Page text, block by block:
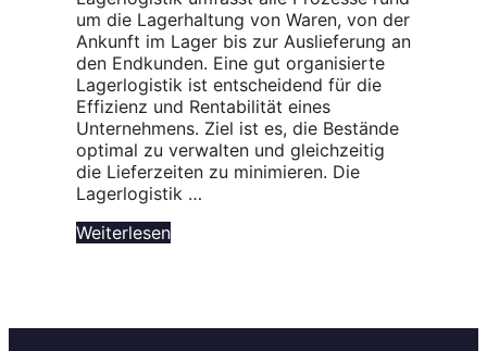
um die Lagerhaltung von Waren, von der
Ankunft im Lager bis zur Auslieferung an
den Endkunden. Eine gut organisierte
Lagerlogistik ist entscheidend für die
Effizienz und Rentabilität eines
Unternehmens. Ziel ist es, die Bestände
optimal zu verwalten und gleichzeitig
die Lieferzeiten zu minimieren. Die
Lagerlogistik …
Weiterlesen